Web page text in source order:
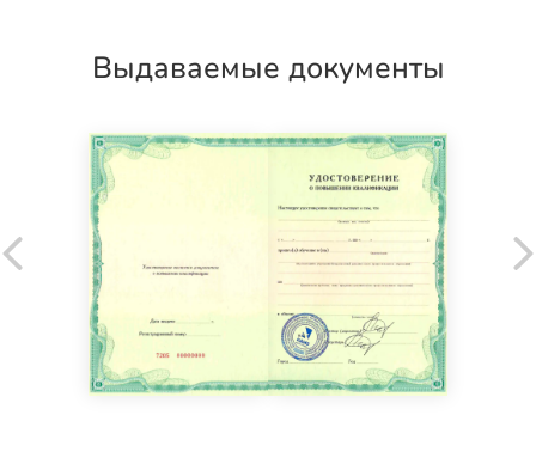
Выдаваемые документы